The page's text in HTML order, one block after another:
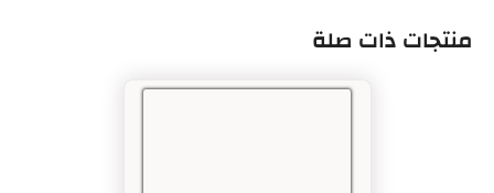
منتجات ذات صلة